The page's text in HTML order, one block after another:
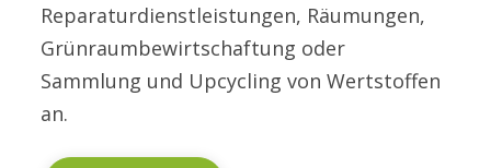
Reparaturdienstleistungen, Räumungen,
Grünraumbewirtschaftung oder
Sammlung und Upcycling von Wertstoffen
an.